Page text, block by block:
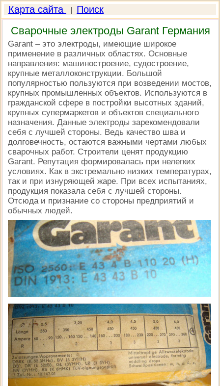
Карта сайта Поиск
Сварочные электроды Garant Германия
Garant – это электроды, имеющие широкое
применение в различных областях. Основные
направления: машиностроение, судостроение,
крупные металлоконструкции. Большой
популярностью пользуются при возведении мостов,
крупных промышленных объектов. Используются в
гражданской сфере в постройки высотных зданий,
крупных супермаркетов и объектов специального
назначения. Данные электроды зарекомендовали
себя с лучшей стороны. Ведь качество шва и
долговечность, остаются важными чертами любых
сварочных работ. Строители ценят продукцию
Garant. Репутация формировалась при нелегких
условиях. Как в экстремально низких температурах,
так и при изнуряющей жаре. При всех испытаниях,
продукция показала себя с лучшей стороны.
Отсюда и признание со стороны предприятий и
обычных людей.